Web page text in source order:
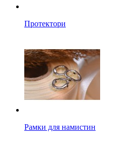
Протектори
Рамки для намистин